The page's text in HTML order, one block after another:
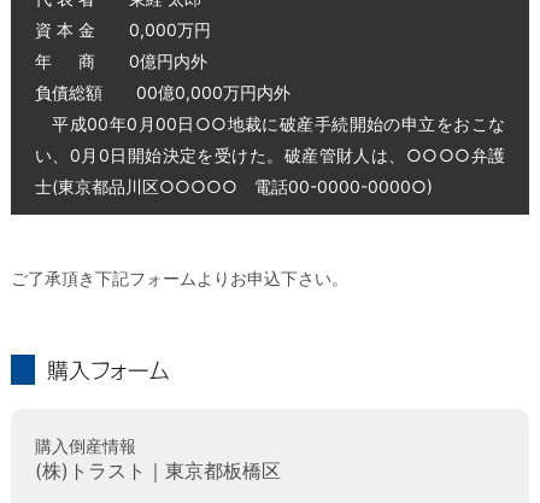
資 本 金 0,000万円
年 商 0億円内外
負債総額 00億0,000万円内外
平成00年0月00日○○地裁に破産手続開始の申立をおこな
い、0月0日開始決定を受けた。破産管財人は、○○○○弁護
士(東京都品川区○○○○○ 電話00-0000-0000○)
ご了承頂き下記フォームよりお申込下さい。
購入倒産情報
(株)トラスト｜東京都板橋区